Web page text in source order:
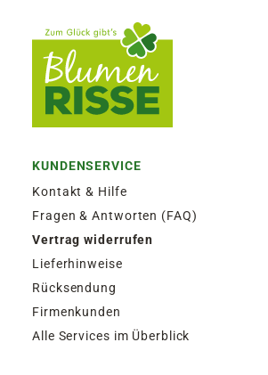
KUNDENSERVICE
Kontakt & Hilfe
Fragen & Antworten (FAQ)
Vertrag widerrufen
Lieferhinweise
Rücksendung
Firmenkunden
Alle Services im Überblick